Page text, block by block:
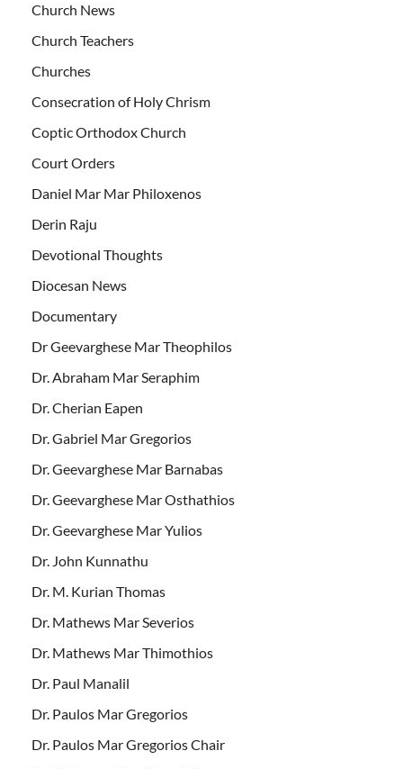
Church News
Church Teachers
Churches
Consecration of Holy Chrism
Coptic Orthodox Church
Court Orders
Daniel Mar Mar Philoxenos
Derin Raju
Devotional Thoughts
Diocesan News
Documentary
Dr Geevarghese Mar Theophilos
Dr. Abraham Mar Seraphim
Dr. Cherian Eapen
Dr. Gabriel Mar Gregorios
Dr. Geevarghese Mar Barnabas
Dr. Geevarghese Mar Osthathios
Dr. Geevarghese Mar Yulios
Dr. John Kunnathu
Dr. M. Kurian Thomas
Dr. Mathews Mar Severios
Dr. Mathews Mar Thimothios
Dr. Paul Manalil
Dr. Paulos Mar Gregorios
Dr. Paulos Mar Gregorios Chair